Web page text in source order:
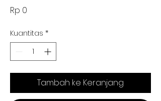
Rp 0
Kuantitas *
Tambah ke Keranjang